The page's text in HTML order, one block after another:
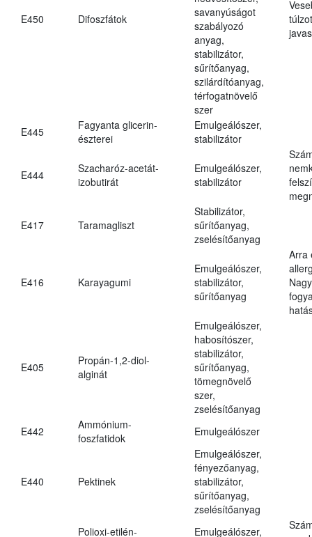
E450 Difoszfátok
savanyúságot
szabályozó
anyag,
stabilizátor,
sűrítőanyag,
szilárdítóanyag,
térfogatnövelő
szer
E445
Fagyanta glicerin-
észterei
Emulgeálószer,
stabilizátor
E444
Szacharóz-acetát-
izobutirát
Emulgeálószer,
stabilizátor
E417 Taramagliszt
Stabilizátor,
sűrítőanyag,
zselésítőanyag
E416 Karayagumi
Emulgeálószer,
stabilizátor,
sűrítőanyag
Arra
E405
Propán-1,2-diol-
alginát
Emulgeálószer,
habosítószer,
stabilizátor,
sűrítőanyag,
tömegnövelő
szer,
zselésítőanyag
E442
Ammónium-
foszfatidok
Emulgeálószer
E440 Pektinek
Emulgeálószer,
fényezőanyag,
stabilizátor,
sűrítőanyag,
zselésítőanyag
Polioxi-etilén-
Emulgeálószer,